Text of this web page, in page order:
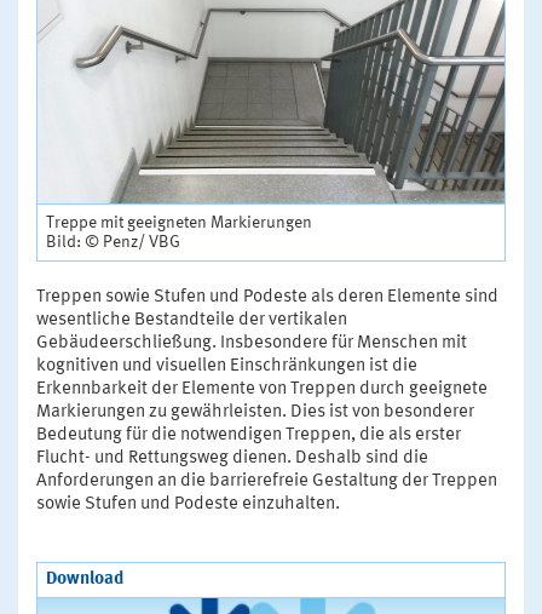
Treppe mit geeigneten Markierungen
Bild: © Penz/ VBG
Treppen sowie Stufen und Podeste als deren Elemente sind
wesentliche Bestandteile der vertikalen
Gebäudeerschließung. Insbesondere für Menschen mit
kognitiven und visuellen Einschränkungen ist die
Erkennbarkeit der Elemente von Treppen durch geeignete
Markierungen zu gewährleisten. Dies ist von besonderer
Bedeutung für die notwendigen Treppen, die als erster
Flucht- und Rettungsweg dienen. Deshalb sind die
Anforderungen an die barrierefreie Gestaltung der Treppen
sowie Stufen und Podeste einzuhalten.
Download